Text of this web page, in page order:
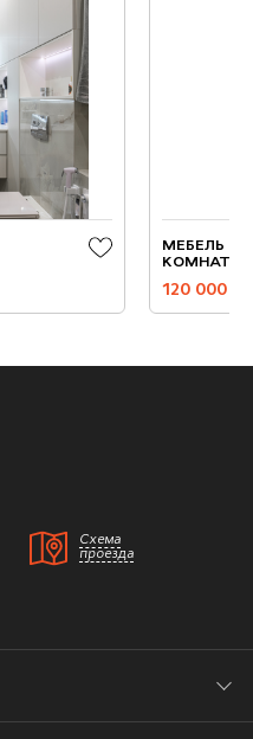
МЕБЕЛЬ
КОМНАТУ
120 000
Схема
проезда